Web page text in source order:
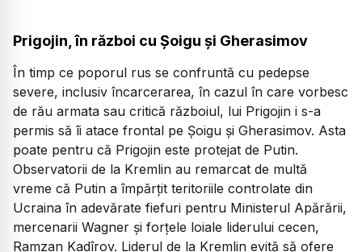
Prigojin, în război cu Şoigu și Gherasimov
În timp ce poporul rus se confruntă cu pedepse
severe, inclusiv încarcerarea, în cazul în care vorbesc
de rău armata sau critică războiul, lui Prigojin i s-a
permis să îi atace frontal pe Şoigu și Gherasimov. Asta
poate pentru că Prigojin este protejat de Putin.
Observatorii de la Kremlin au remarcat de multă
vreme că Putin a împărțit teritoriile controlate din
Ucraina în adevărate fiefuri pentru Ministerul Apărării,
mercenarii Wagner și forțele loiale liderului cecen,
Ramzan Kadîrov. Liderul de la Kremlin evită să ofere